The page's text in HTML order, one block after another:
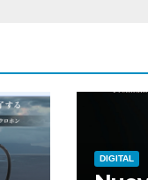
DIGITAL